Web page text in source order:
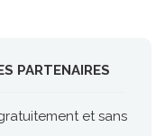
PARTENAIRES
et sans